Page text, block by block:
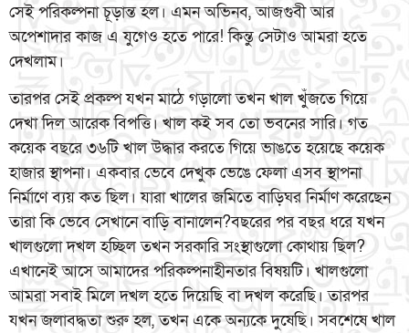
সেই পরিকল্পনা চূড়ান্ত হল। এমন অভিনব, আজগুবী আর
অপেশাদার কাজ এ যুগেও হতে পারে! কিন্তু সেটাও আমরা হতে
দেখলাম।
তারপর সেই প্রকল্প যখন মাঠে গড়ালো তখন খাল খুঁজতে গিয়ে
দেখা দিল আরেক বিপত্তি। খাল কই সব তো ভবনের সারি। গত
কয়েক বছরে ৩৬টি খাল উদ্ধার করতে গিয়ে ভাঙতে হয়েছে কয়েক
হাজার স্থাপনা। একবার ভেবে দেখুক ভেঙে ফেলা এসব স্থাপনা
নির্মাণে ব্যয় কত ছিল। যারা খালের জমিতে বাড়িঘর নির্মাণ করেছেন
তারা কি ভেবে সেখানে বাড়ি বানালেন?বছরের পর বছর ধরে যখন
খালগুলো দখল হচ্ছিল তখন সরকারি সংস্থাগুলো কোথায় ছিল?
এখানেই আসে আমাদের পরিকল্পনাহীনতার বিষয়টি। খালগুলো
আমরা সবাই মিলে দখল হতে দিয়েছি বা দখল করেছি। তারপর
যখন জলাবদ্ধতা শুরু হল, তখন একে অন্যকে দুষেছি। সবশেষে খাল